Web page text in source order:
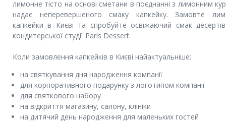
лимонне тісто на основі сметани в поєднанні з лимонним
надає неперевершеного смаку капкейку. Замовте
капкейки в Києві та спробуйте освіжаючий смак
кондитерської студії Paris Dessert.
Коли замовлення капкейків в Києві найактуальніше:
на святкування дня народження компанії
для корпоративного подарунку з логотипом компанії
для святкового набору
на відкриття магазину, салону, клініки
на дитячий день народження для маленьких гостей